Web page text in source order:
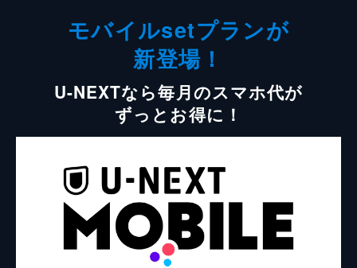
モバイルsetプランが
新登場！
U-NEXTなら毎月のスマホ代が
ずっとお得に！